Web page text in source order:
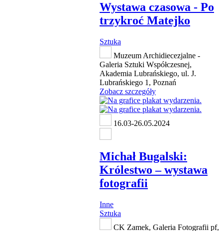
Wystawa czasowa - Po
trzykroć Matejko
Sztuka
Muzeum Archidiecezjalne -
Galeria Sztuki Współczesnej,
Akademia Lubrańskiego, ul. J.
Lubrańskiego 1, Poznań
Zobacz szczegóły
16.03-26.05.2024
Michał Bugalski:
Królestwo ‒ wystawa
fotografii
Inne
Sztuka
CK Zamek, Galeria Fotografii pf,